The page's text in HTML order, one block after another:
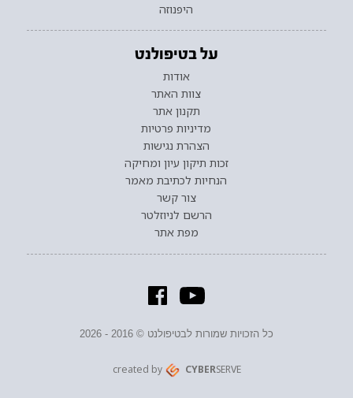
היפנוזה
על בטיפולנט
אודות
צוות האתר
תקנון אתר
מדיניות פרטיות
הצהרת נגישות
זכות תיקון עיון ומחיקה
הנחיות לכתיבת מאמר
צור קשר
הרשם לניוזלטר
מפת אתר
כל הזכויות שמורות לבטיפולנט © 2016 - 2026
created by CYBERSERVE